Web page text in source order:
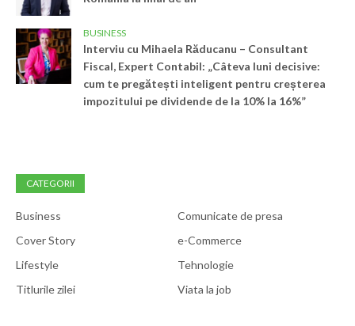
BUSINESS
Interviu cu Mihaela Răducanu – Consultant
Fiscal, Expert Contabil: „Câteva luni decisive:
cum te pregătești inteligent pentru creșterea
impozitului pe dividende de la 10% la 16%”
CATEGORII
Business
Comunicate de presa
Cover Story
e-Commerce
Lifestyle
Tehnologie
Titlurile zilei
Viata la job